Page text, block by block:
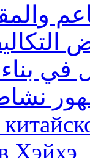
بناء
Хэйхэ